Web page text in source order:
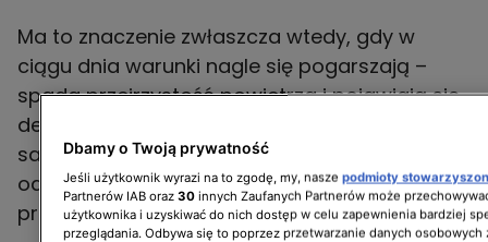
Ma to znaczenie zwłaszcza wtedy, gdy w
ciągu dnia warunki nagle się pogarszają –
spada przejrzystość powietrza i pojawiają się
deszcz, śnieg albo mgła. W takich sytuacjach
same światła dzienne mogą nie zapewnić
odpowiedniej widoczności, a kierowcy powinni
przełączyć oświetlenie na mijania.
Dbamy o Twoją prywatność
Jeśli użytkownik wyrazi na to zgodę, my, nasze podmioty
Partnerów IAB oraz 30 innych Zaufanych Partnerów może
użytkownika i uzyskiwać do nich dostęp w celu zapewnienia bardziej
przeglądania. Odbywa się to poprzez przetwarzanie danych osobowych